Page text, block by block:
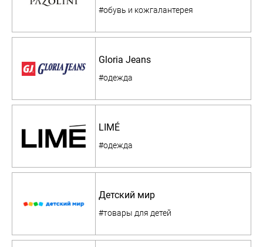
#обувь и кожгалантерея
Gloria Jeans
#одежда
LIMÉ
#одежда
Детский мир
#товары для детей